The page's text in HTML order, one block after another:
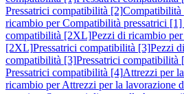
Pressatrici compatibilità [2]
ricambio per Compatibilità pressatrici
compatibilità [2XL]Pezzi di ricambio
[2XL]Pressatrici compatibilità [3]Pezzi
compatibilità [3]Pressatrici compatibilità
Pressatrici compatibilità [4]Attrezzi per
ricambio per Attrezzi per la lavorazione